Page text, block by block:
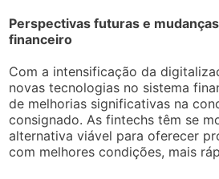
Perspectivas futuras e
financeiro
Com a intensificação da
novas tecnologias no sistema
de melhorias significativas na
consignado. As fintechs têm se
alternativa viável para oferecer
com melhores condições, mais